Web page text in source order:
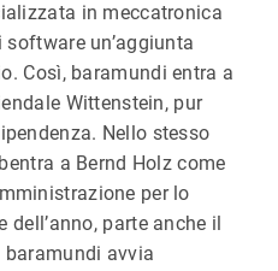
in meccatronica
un’aggiunta
Così, baramundi entra a
Wittenstein, pur
Nello stesso
a Bernd Holz come
per lo
parte anche il
avvia